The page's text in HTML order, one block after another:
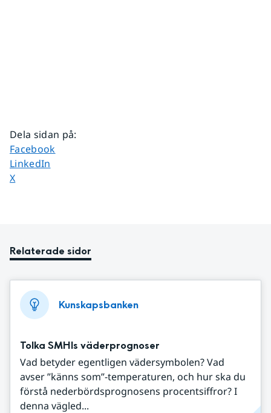
Dela sidan på:
Dela sidan på
Facebook
Dela sidan på
LinkedIn
Dela sidan på
X
Relaterade sidor
Kunskapsbanken
Tolka SMHIs väderprognoser
Vad betyder egentligen vädersymbolen? Vad
avser ”känns som”-temperaturen, och hur ska du
förstå nederbördsprognosens procentsiffror? I
denna vägled...